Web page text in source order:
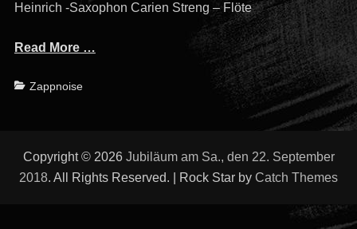
Heinrich -Saxophon Carien Streng – Flöte
Read More …
Categories
Zappnoise
Copyright © 2026 Jubiläum am Sa., den 22. September
2018. All Rights Reserved. | Rock Star by Catch Themes